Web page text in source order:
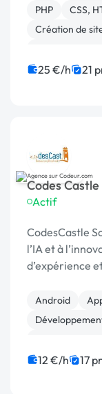
PHP CSS,
Création de
Gestion de
25 €/h 21
Codes Castle
Actif
CodesCastle
l’IA et à l’innovation
d’expérience
Android
SaaS
12 €/h 17